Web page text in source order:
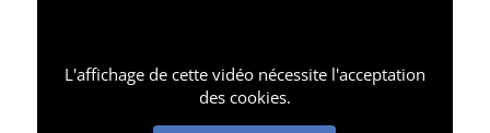
L'affichage de cette vidéo nécessite l'acceptation
des cookies.